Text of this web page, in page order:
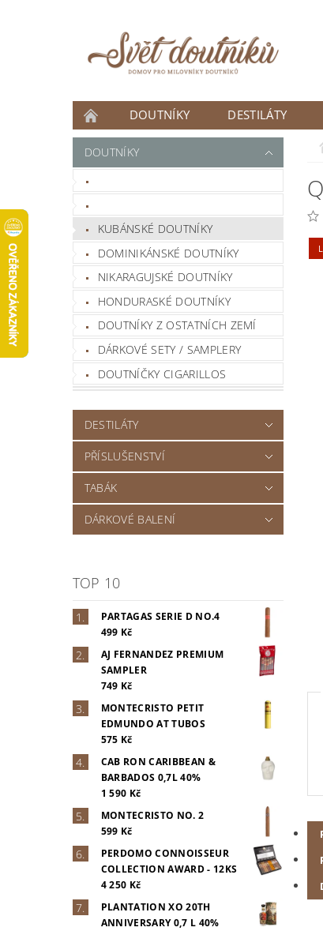
DOUTNÍKY DESTILÁTY
ČLÁNKY
DOUTNÍKY
KUBÁNSKÉ DOUTNÍKY
DOMINIKÁNSKÉ DOUTNÍKY
NIKARAGUJSKÉ DOUTNÍKY
HONDURASKÉ DOUTNÍKY
DOUTNÍKY Z OSTATNÍCH ZEMÍ
DÁRKOVÉ SETY / SAMPLERY
DOUTNÍČKY CIGARILLOS
DESTILÁTY
PŘÍSLUŠENSTVÍ
TABÁK
DÁRKOVÉ BALENÍ
TOP 10
PARTAGAS SERIE D NO.4
499 Kč
AJ FERNANDEZ PREMIUM
SAMPLER
749 Kč
MONTECRISTO PETIT
EDMUNDO AT TUBOS
575 Kč
CAB RON CARIBBEAN &
BARBADOS 0,7L 40%
1 590 Kč
MONTECRISTO NO. 2
599 Kč
PERDOMO CONNOISSEUR
COLLECTION AWARD - 12KS
4 250 Kč
PLANTATION XO 20TH
ANNIVERSARY 0,7 L 40%